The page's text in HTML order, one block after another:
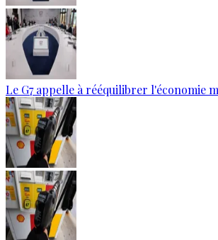
Le G7 appelle à rééquilibrer l'économie